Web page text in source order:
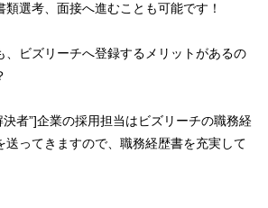
選考、面接へ進むことも可能です！
、ビズリーチへ登録するメリットがあるの
決者”]企業の採用担当はビズリーチの職務経
送ってきますので、職務経歴書を充実して